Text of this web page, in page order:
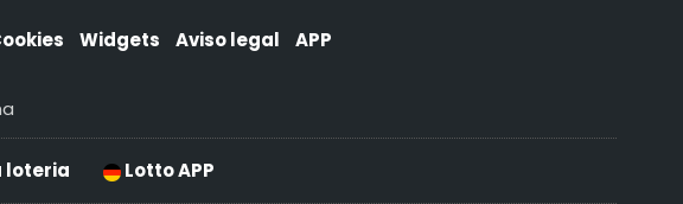
Widgets Aviso legal APP
loteria Lotto APP